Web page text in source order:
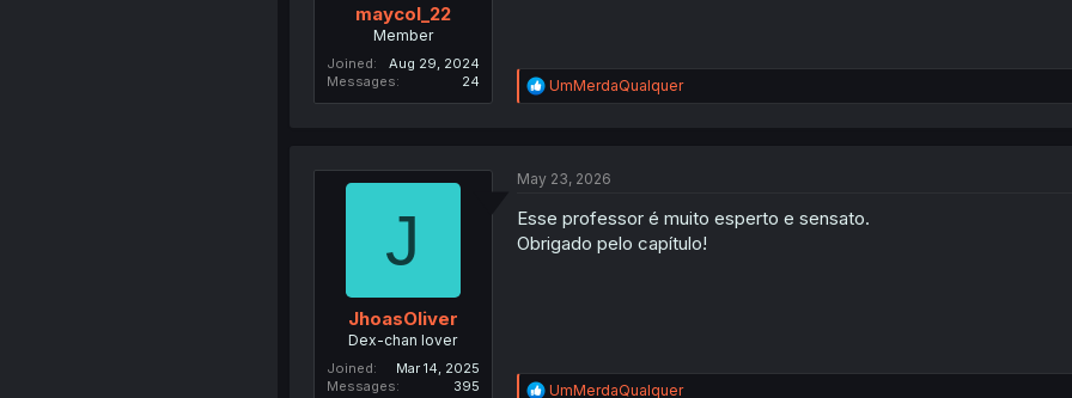
maycol_22
Member
Joined
Aug 29, 2024
Messages
24
R
e
n
s
UmMerdaQualquer
J
JhoasOliver
Dex-chan lover
Joined
Mar 14, 2025
Messages
395
May 23, 2026
Esse professor é muito esperto e sensato.
Obrigado pelo capítulo!
R
UmMerdaQualquer